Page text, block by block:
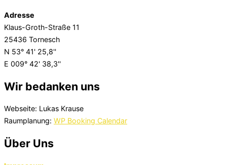
Adresse
Klaus-Groth-Straße 11
25436 Tornesch
N 53° 41' 25,8''
E 009° 42' 38,3''
Wir bedanken uns
Webseite: Lukas Krause
Raumplanung: WP Booking Calendar
Über Uns